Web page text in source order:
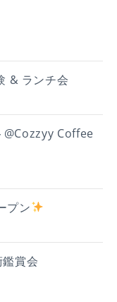
& ランチ会
@Cozzyy Coffee
プン
賞会